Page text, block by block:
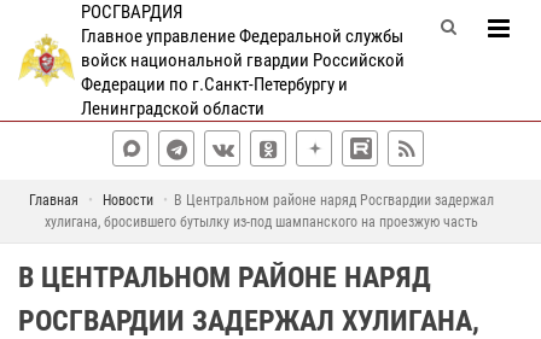
РОСГВАРДИЯ
Главное управление Федеральной службы
войск национальной гвардии Российской
Федерации по г.Санкт-Петербургу и
Ленинградской области
Главная Новости
В Центральном районе наряд Росгвардии задержал
хулигана, бросившего бутылку из-под шампанского на проезжую часть
В ЦЕНТРАЛЬНОМ РАЙОНЕ НАРЯД
РОСГВАРДИИ ЗАДЕРЖАЛ ХУЛИГАНА,